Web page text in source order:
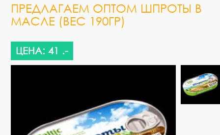
ПРЕДЛАГАЕМ ОПТОМ ШПРОТЫ В
МАСЛЕ (ВЕС 190ГР)
ЦЕНА: 41 .-